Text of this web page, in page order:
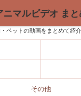
ペットの動画をまとめて紹介
その他
ニマルビデオ まと